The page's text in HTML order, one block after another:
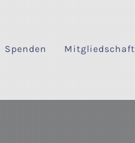
Spenden Mitgliedschaft